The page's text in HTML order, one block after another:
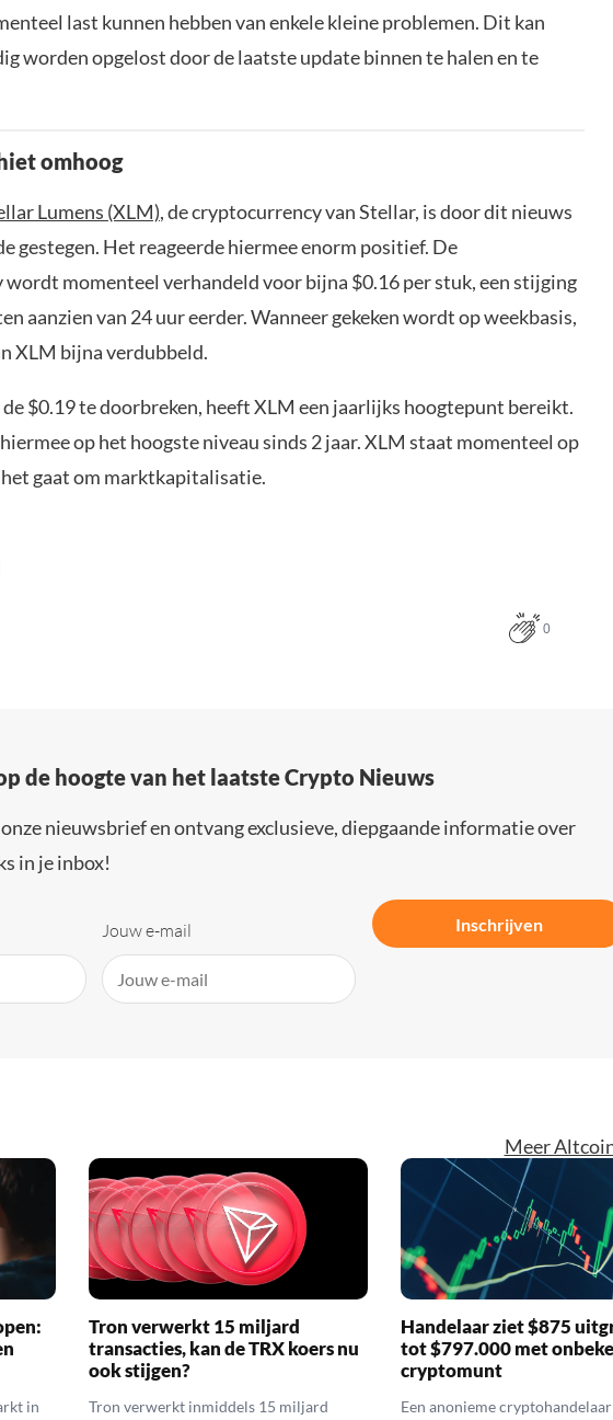
last kunnen hebben van enkele kleine problemen. Dit kan
worden opgelost door de laatste update binnen te halen en te
omhoog
Lumens (XLM), de cryptocurrency van Stellar, is door dit nieuws
gestegen. Het reageerde hiermee enorm positief. De
momenteel verhandeld voor bijna $0.16 per stuk, een stijging
aanzien van 24 uur eerder. Wanneer gekeken wordt op weekbasis,
XLM bijna verdubbeld.
$0.19 te doorbreken, heeft XLM een jaarlijks hoogtepunt bereikt.
op het hoogste niveau sinds 2 jaar. XLM staat momenteel op
gaat om marktkapitalisatie.
0
de hoogte van het laatste Crypto Nieuws
nieuwsbrief en ontvang exclusieve, diepgaande informatie over
in je inbox!
Jouw e-mail Inschrijven
Meer
in
Tron verwerkt 15 miljard
transacties, kan de TRX koers nu
ook stijgen?
Tron verwerkt inmiddels 15 miljard
Handelaar ziet $875
tot $797.000 met
cryptomunt
Een anonieme